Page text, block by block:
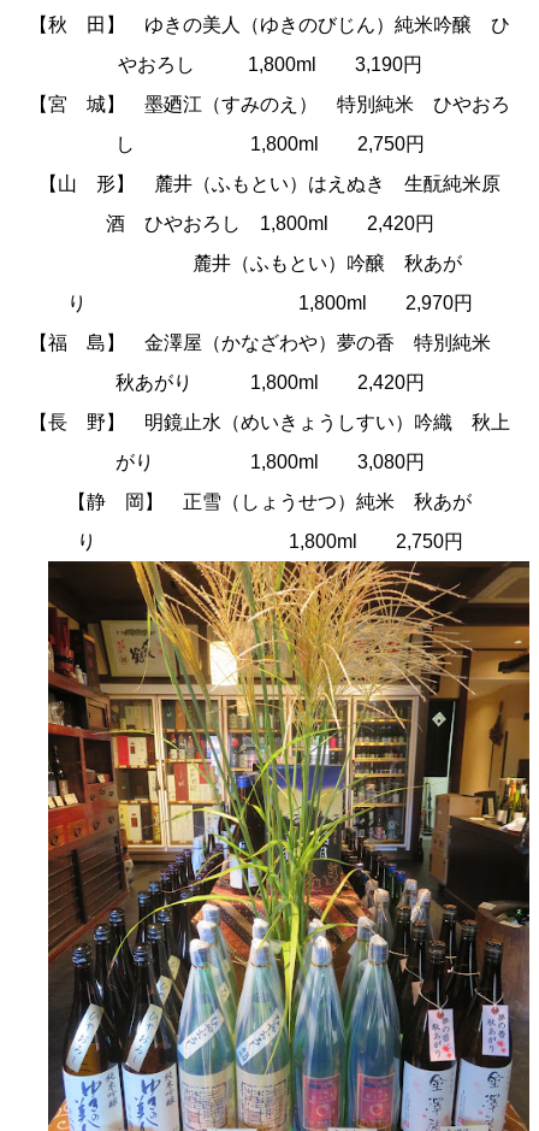
【秋 田】 ゆきの美人（ゆきのびじん）純米吟醸 ひ
やおろし 1,800ml 3,190円
【宮 城】 墨廼江（すみのえ） 特別純米 ひやおろ
し 1,800ml 2,750円
【山 形】 麓井（ふもとい）はえぬき 生酛純米原
酒 ひやおろし 1,800ml 2,420円
麓井（ふもとい）吟醸 秋あが
り 1,800ml 2,970円
【福 島】 金澤屋（かなざわや）夢の香 特別純米
秋あがり 1,800ml 2,420円
【長 野】 明鏡止水（めいきょうしすい）吟織 秋上
がり 1,800ml 3,080円
【静 岡】 正雪（しょうせつ）純米 秋あが
り 1,800ml 2,750円